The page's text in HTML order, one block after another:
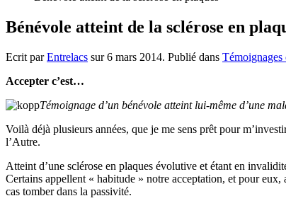
Bénévole atteint de la sclérose en
Ecrit parEntrelacs sur6 mars 2014. Publié dans Témoignages
Accepter c’est…
Témoignage d’un bénévole atteint lui-même d’une
Voilà déjà plusieurs années, que je me sens prêt pour
l’Autre.
Atteint d’une sclérose en plaques évolutive et étant en
Certains appellent « habitude » notre acceptation, et pour eux,
cas tomber dans la passivité.